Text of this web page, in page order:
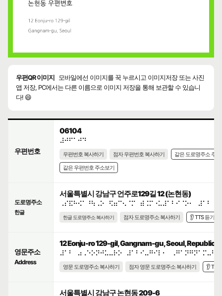
우편QR 이미지
모바일에선 이미지를 꾹 누르시고 이미지저장 또는 사진
앱 저장, PC에서는 다른 이름으로 이미지 저장을 통해 보관할 수 있습니
다! 😄
우편번호
06104
⠼⠚⠋⠁⠚⠙
우편번호 복사하기 점자 우편번호 복사하기
같은 도로명주소 주
같은 우편번호 주소보기
도로명주소
한글
서울특별시 강남구 언주로129길 12 (논현동)
⠠⠎⠯⠓⠪⠁⠘⠳⠠⠕⠀⠫⠶⠉⠢⠈⠍⠀⠾⠨⠍⠐⠥⠼⠁⠃⠊⠈⠕⠂⠀⠼⠁⠃
한글 도로명주소 복사하기 점자 도로명주소 복사하기 👂 TTS 듣기
영문주소
Address
12 Eonju-ro 129-gil, Gangnam-gu, Seoul, Republic
영문 도로명주소 복사하기 점자 영문 도로명주소 복사하기 👂 TTS
서울특별시 강남구 논현동 209-6